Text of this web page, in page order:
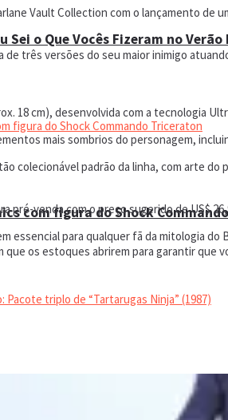
Sei o Que Vocês Fizeram no
com figura do Shock
Pacote triplo de
Vault Collection com o lançamento
três versões do seu maior inimigo
18 cm), desenvolvida com a tecnologia
mais sombrios do personagem,
colecionável padrão da linha, com arte
pré-venda com o preço sugerido de US$
essencial para qualquer fã da mitologia
que os estoques abrirem para garantir que